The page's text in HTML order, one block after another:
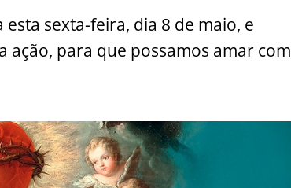
sexta-feira, dia 8 de maio, e
ação, para que possamos amar com